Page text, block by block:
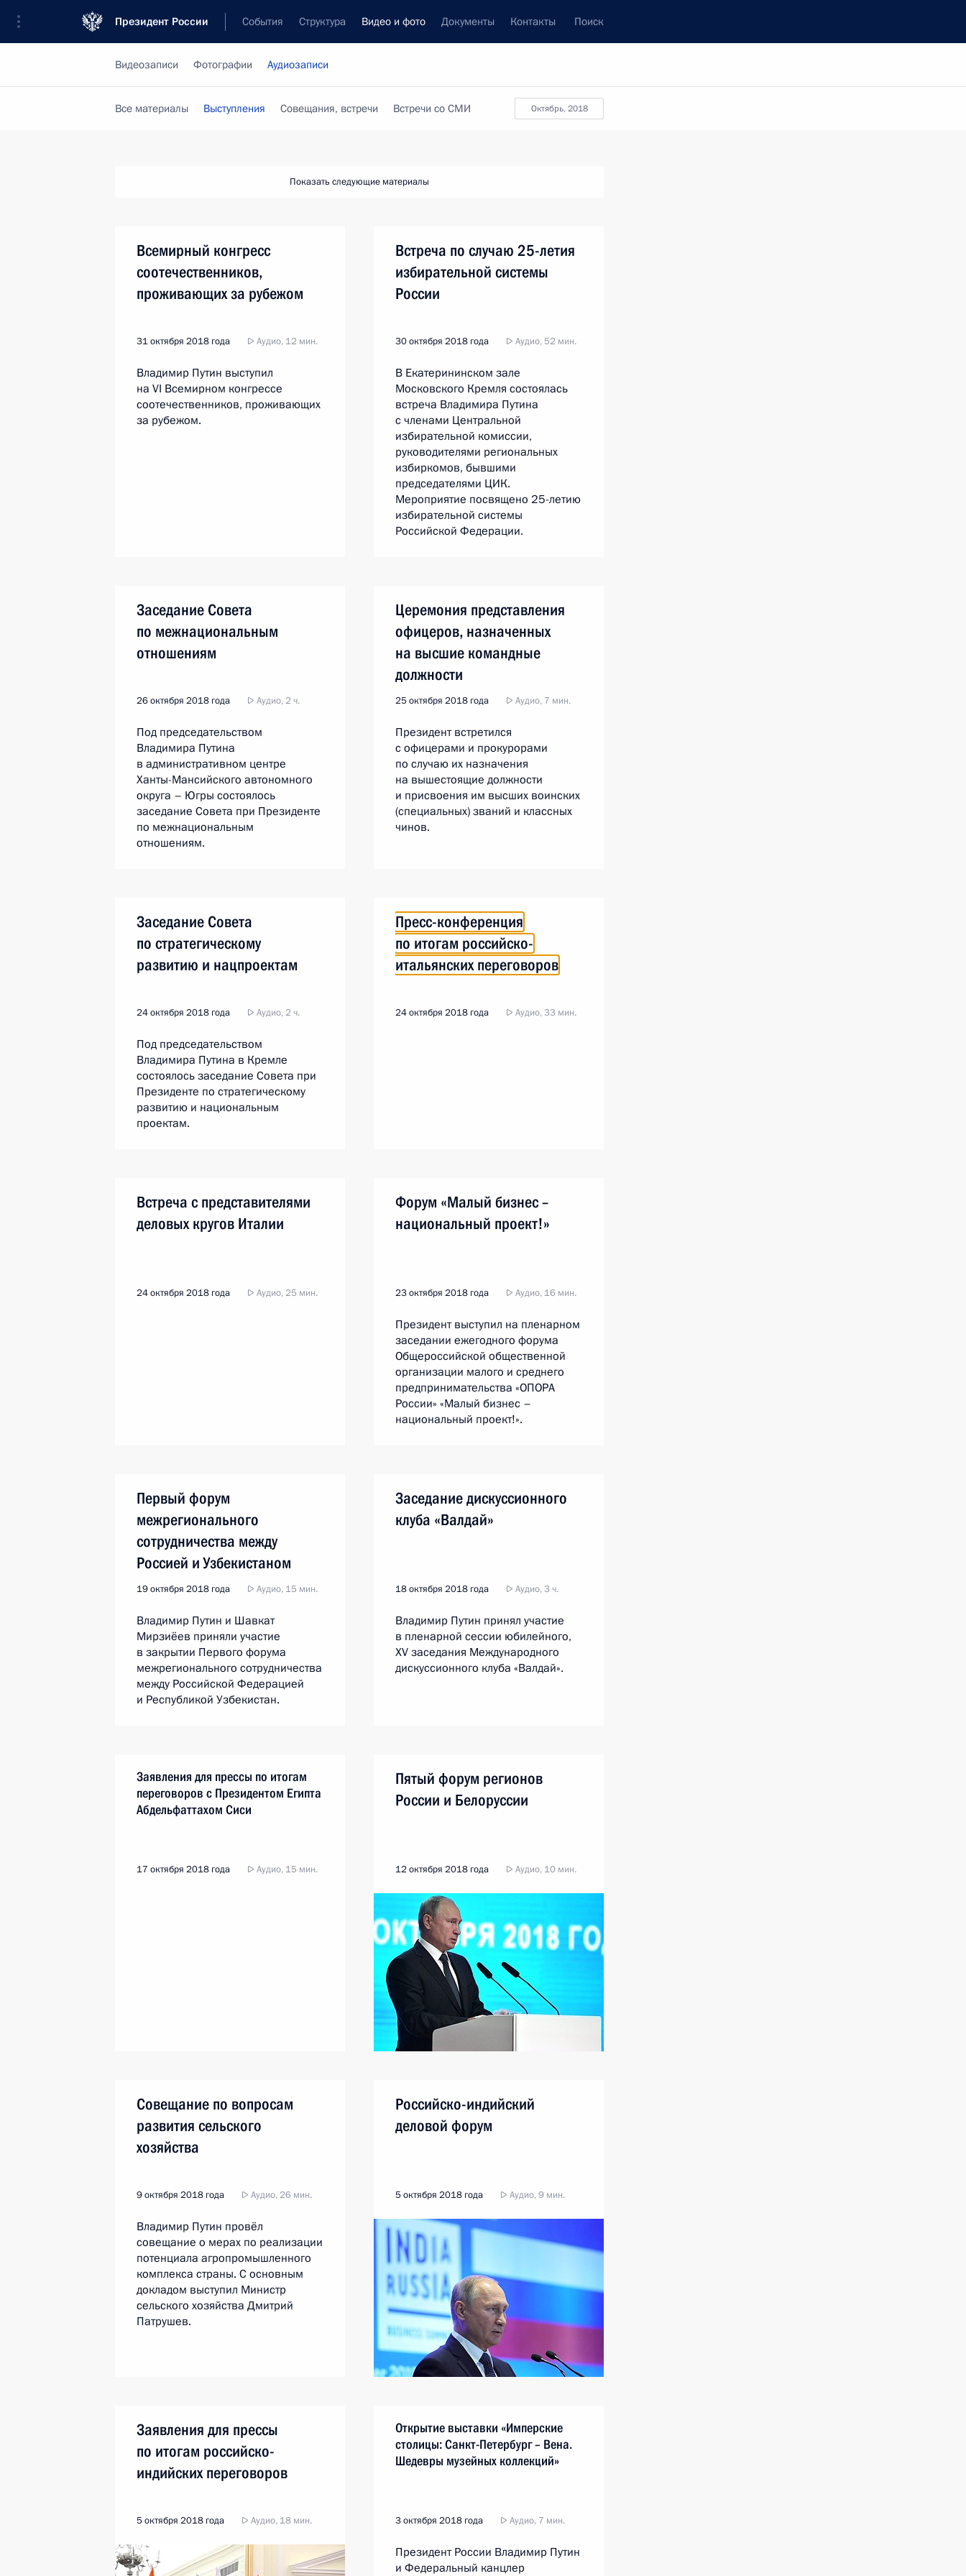
Президент России События Структура Видео и фото Документы Контакты Поиск
Видеозаписи Фотографии Аудиозаписи
октябрь, 2018
Все материалы Выступления Совещания, встречи Встречи со СМИ
Показать следующие материалы
Всемирный конгресс
соотечественников,
проживающих за рубежом
31 октября 2018 года Аудио, 12 мин.
Владимир Путин выступил
на VI Всемирном конгрессе
соотечественников, проживающих
за рубежом.
Встреча по случаю 25-летия
избирательной системы
России
30 октября 2018 года Аудио, 52 мин.
В Екатерининском зале
Московского Кремля состоялась
встреча Владимира Путина
с членами Центральной
избирательной комиссии,
руководителями региональных
избиркомов, бывшими
председателями ЦИК.
Мероприятие посвящено 25-летию
избирательной системы
Российской Федерации.
Заседание Совета
по межнациональным
отношениям
26 октября 2018 года Аудио, 2 ч.
Под председательством
Владимира Путина
в административном центре
Ханты-Мансийского автономного
округа – Югры состоялось
заседание Совета при Президенте
по межнациональным
отношениям.
Церемония представления
офицеров, назначенных
на высшие командные
должности
25 октября 2018 года Аудио, 7 мин.
Президент встретился
с офицерами и прокурорами
по случаю их назначения
на вышестоящие должности
и присвоения им высших воинских
(специальных) званий и классных
чинов.
Заседание Совета
по стратегическому
развитию и нацпроектам
24 октября 2018 года Аудио, 2 ч.
Под председательством
Владимира Путина в Кремле
состоялось заседание Совета при
Президенте по стратегическому
развитию и национальным
проектам.
Пресс-конференция
по итогам российско-
итальянских переговоров
24 октября 2018 года Аудио, 33 мин.
Встреча с представителями
деловых кругов Италии
24 октября 2018 года Аудио, 25 мин.
Форум «Малый бизнес –
национальный проект!»
23 октября 2018 года Аудио, 16 мин.
Президент выступил на пленарном
заседании ежегодного форума
Общероссийской общественной
организации малого и среднего
предпринимательства «ОПОРА
России» «Малый бизнес –
национальный проект!».
Первый форум
межрегионального
сотрудничества между
Россией и Узбекистаном
19 октября 2018 года Аудио, 15 мин.
Владимир Путин и Шавкат
Мирзиёев приняли участие
в закрытии Первого форума
межрегионального сотрудничества
между Российской Федерацией
и Республикой Узбекистан.
Заседание дискуссионного
клуба «Валдай»
18 октября 2018 года Аудио, 3 ч.
Владимир Путин принял участие
в пленарной сессии юбилейного,
XV заседания Международного
дискуссионного клуба «Валдай».
Заявления для прессы по итогам
переговоров с Президентом Египта
Абдельфаттахом Сиси
17 октября 2018 года Аудио, 15 мин.
Пятый форум регионов
России и Белоруссии
12 октября 2018 года Аудио, 10 мин.
Совещание по вопросам
развития сельского
хозяйства
9 октября 2018 года Аудио, 26 мин.
Владимир Путин провёл
совещание о мерах по реализации
потенциала агропромышленного
комплекса страны. С основным
докладом выступил Министр
сельского хозяйства Дмитрий
Патрушев.
Российско-индийский
деловой форум
5 октября 2018 года Аудио, 9 мин.
Заявления для прессы
по итогам российско-
индийских переговоров
5 октября 2018 года Аудио, 18 мин.
Открытие выставки «Имперские
столицы: Санкт-Петербург – Вена.
Шедевры музейных коллекций»
3 октября 2018 года Аудио, 7 мин.
Президент России Владимир Путин
и Федеральный канцлер